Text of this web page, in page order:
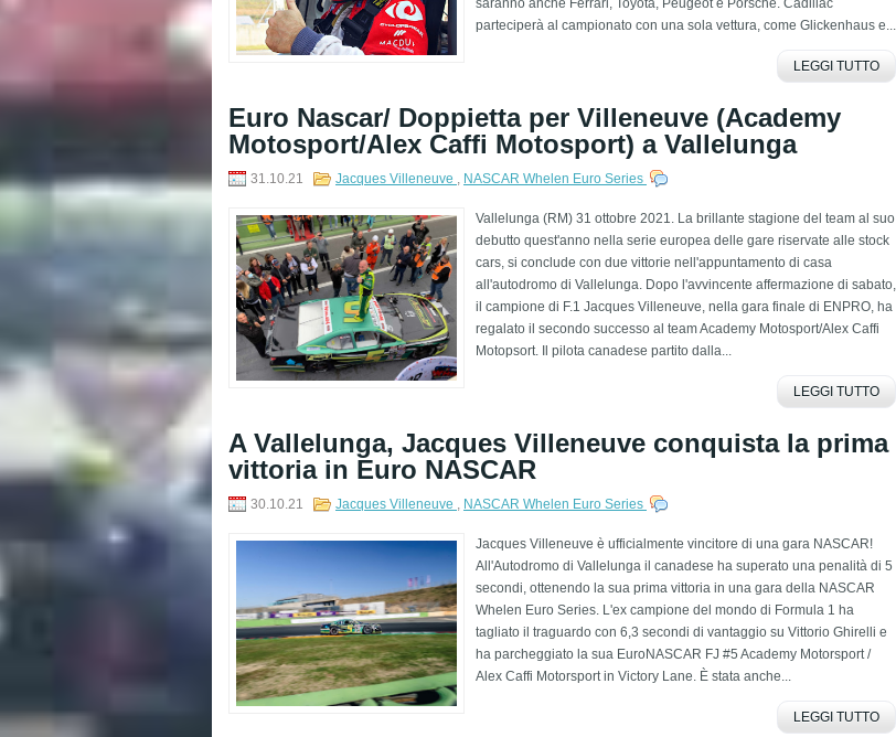
parteciperà al campionato con una sola vettura, come Glickenhaus e...
LEGGI TUTTO
Euro Nascar/ Doppietta per Villeneuve (Academy
Motosport/Alex Caffi Motosport) a Vallelunga
31.10.21 Jacques Villeneuve NASCAR Whelen Euro Series
Vallelunga (RM) 31 ottobre 2021. La brillante stagione del team al suo
debutto quest'anno nella serie europea delle gare riservate alle stock
cars, si conclude con due vittorie nell'appuntamento di casa
all'autodromo di Vallelunga. Dopo l'avvincente affermazione di sabato,
il campione di F.1 Jacques Villeneuve, nella gara finale di ENPRO, ha
regalato il secondo successo al team Academy Motosport/Alex Caffi
Motopsort. Il pilota canadese partito dalla...
LEGGI TUTTO
A Vallelunga, Jacques Villeneuve conquista la prima
vittoria in Euro NASCAR
30.10.21 Jacques Villeneuve NASCAR Whelen Euro Series
Jacques Villeneuve è ufficialmente vincitore di una gara NASCAR!
All'Autodromo di Vallelunga il canadese ha superato una penalità di 5
secondi, ottenendo la sua prima vittoria in una gara della NASCAR
Whelen Euro Series. L'ex campione del mondo di Formula 1 ha
tagliato il traguardo con 6,3 secondi di vantaggio su Vittorio Ghirelli e
ha parcheggiato la sua EuroNASCAR FJ #5 Academy Motorsport /
Alex Caffi Motorsport in Victory Lane. È stata anche...
LEGGI TUTTO